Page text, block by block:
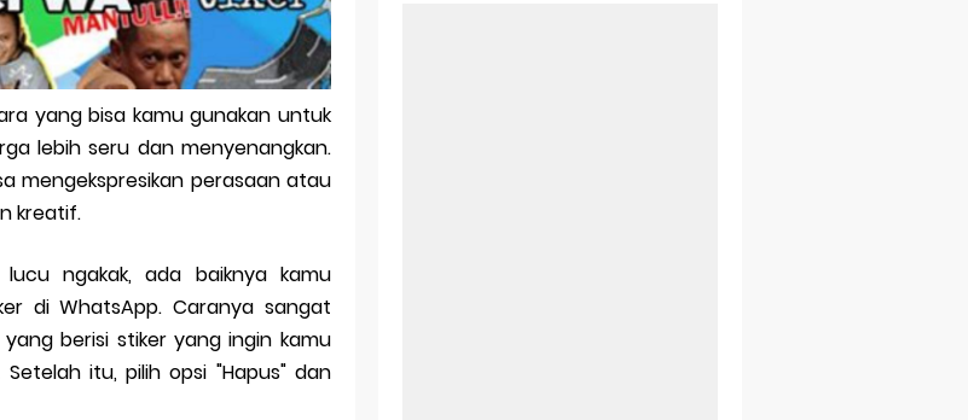
Praktis Untuk Pecinta Togel
Aplikasinya Dulu, Abangku
yang bisa kamu gunakan untuk
lebih seru dan menyenangkan.
mengekspresikan perasaan atau
kreatif.
ngakak, ada baiknya kamu
di WhatsApp. Caranya sangat
berisi stiker yang ingin kamu
itu, pilih opsi "Hapus" dan